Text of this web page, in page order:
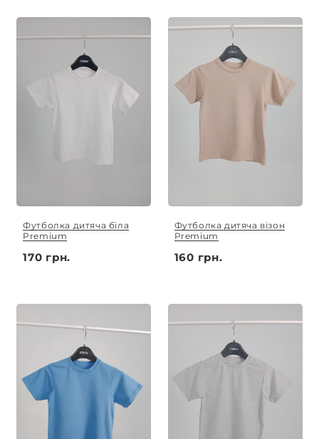
Футболка дитяча біла
Premium
170 грн.
Футболка дитяча візон
Premium
160 грн.